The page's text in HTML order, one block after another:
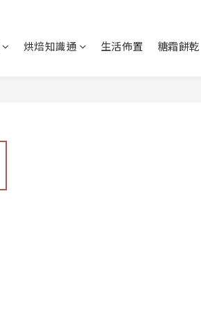
烘焙知識通 生活佈置 糖霜餅乾